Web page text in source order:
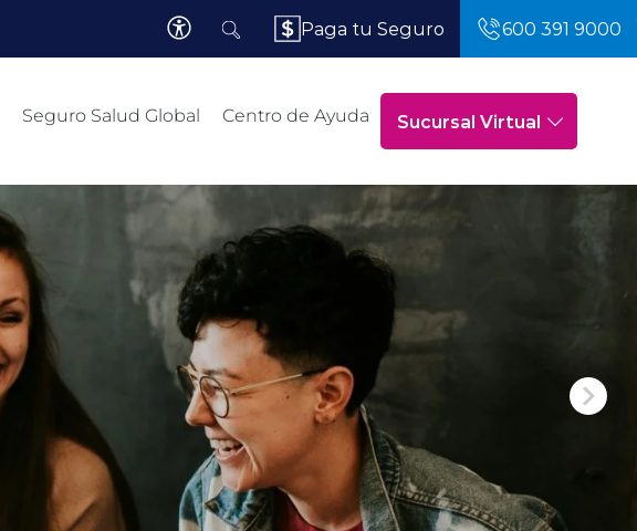
Paga tu Seguro
600 391 9000
Seguro Salud Global Centro de Ayuda Sucursal Virtual